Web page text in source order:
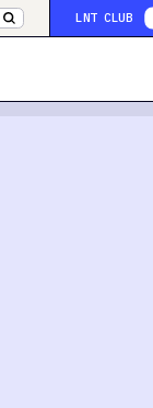
LNT CLUB